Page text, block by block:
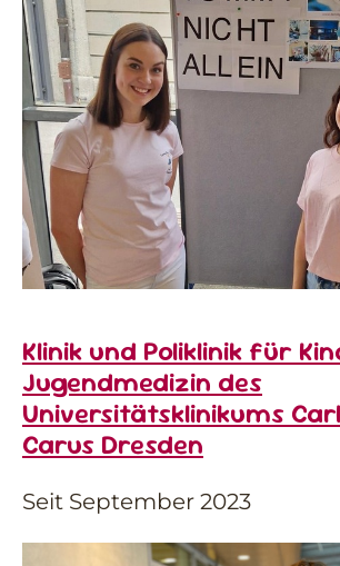
Klinik und Poliklinik für
Jugendmedizin des
Universitätsklinikums
Carus Dresden
Seit September 2023